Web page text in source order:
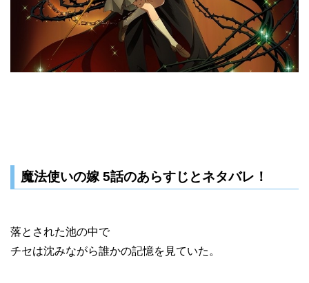
魔法使いの嫁 5話のあらすじとネタバレ！
落とされた池の中で
チセは沈みながら誰かの記憶を見ていた。